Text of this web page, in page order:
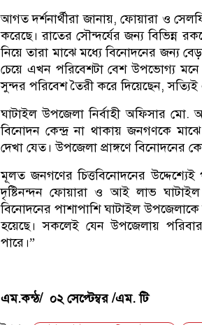
আগত দর্শনার্থীরা জানায়, ফোয়ারা ও
করেছে। রাতের সৌন্দর্যের জন্য বিভিন্ন
নিয়ে তারা মাঝে মধ্যে বিনোদনের জন্য
চেয়ে এখন পরিবেশটা বেশ উপভোগ্য
সুন্দর পরিবেশ তৈরী করে দিয়েছেন,
ঘাটাইল উপজেলা নির্বাহী অফিসার
বিনোদন কেন্দ্র না থাকায় জনগণকে
দেখা যেত। উপজেলা প্রাঙ্গণে বিনোদনের
মূলত জনগণের চিত্তবিনোদনের
দৃষ্টিনন্দন ফোয়ারা ও আই লাভ
বিনোদনের পাশাপাশি ঘাটাইল উপজেলাকে
হয়েছে। সকলেই যেন উপজেলায়
পারে।”
এম.কন্ঠ/ ০২ সেপ্টেম্বর /এম. টি